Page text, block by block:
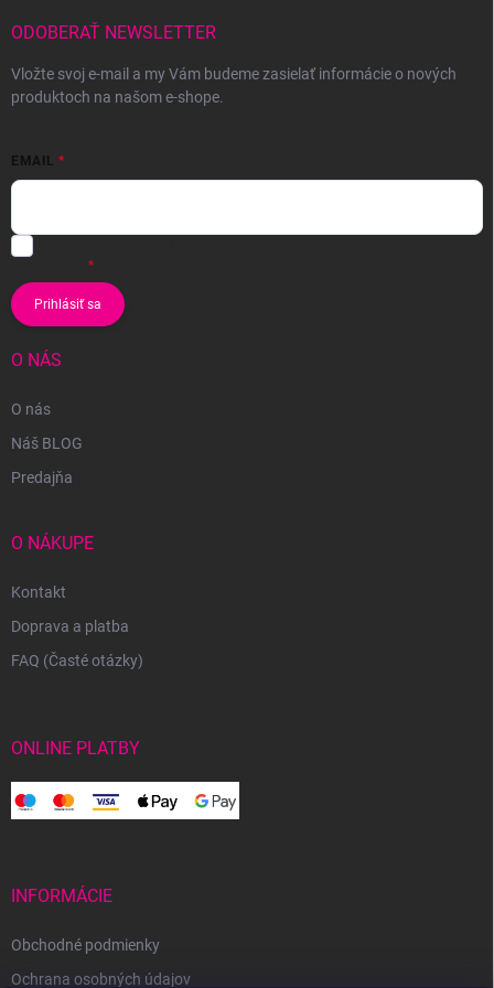
ODOBERAŤ NEWSLETTER
Vložte svoj e-mail a my Vám budeme zasielať informácie o nových
produktoch na našom e-shope.
EMAIL
Prihlásiť sa
O NÁS
O nás
Náš BLOG
Predajňa
O NÁKUPE
Kontakt
Doprava a platba
FAQ (Časté otázky)
ONLINE PLATBY
INFORMÁCIE
Obchodné podmienky
Ochrana osobných údajov